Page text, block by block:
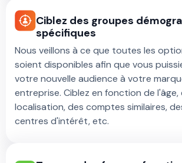
Ciblez des groupes
spécifiques
Nous veillons à ce que toutes les
soient disponibles afin que vous
votre nouvelle audience à votre
entreprise. Ciblez en fonction de l'âge,
localisation, des comptes similaires,
centres d'intérêt, etc.